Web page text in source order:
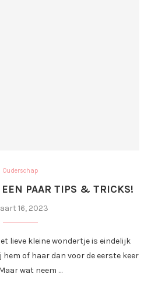
Ouderschap
PAAR TIPS & TRICKS!
16, 2023
lieve kleine wondertje is eindelijk
hem of haar dan voor de eerste keer
wat neem …